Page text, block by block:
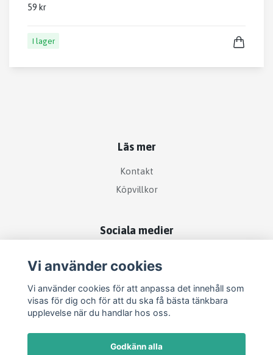
59 kr
I lager
Läs mer
Kontakt
Köpvillkor
Sociala medier
Vi använder cookies
Vi använder cookies för att anpassa det innehåll som
visas för dig och för att du ska få bästa tänkbara
upplevelse när du handlar hos oss.
Godkänn alla